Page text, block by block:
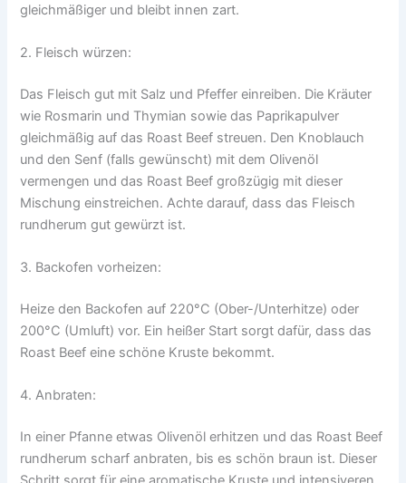
gleichmäßiger und bleibt innen zart.
2. Fleisch würzen:
Das Fleisch gut mit Salz und Pfeffer einreiben. Die Kräuter
wie Rosmarin und Thymian sowie das Paprikapulver
gleichmäßig auf das Roast Beef streuen. Den Knoblauch
und den Senf (falls gewünscht) mit dem Olivenöl
vermengen und das Roast Beef großzügig mit dieser
Mischung einstreichen. Achte darauf, dass das Fleisch
rundherum gut gewürzt ist.
3. Backofen vorheizen:
Heize den Backofen auf 220°C (Ober-/Unterhitze) oder
200°C (Umluft) vor. Ein heißer Start sorgt dafür, dass das
Roast Beef eine schöne Kruste bekommt.
4. Anbraten:
In einer Pfanne etwas Olivenöl erhitzen und das Roast Beef
rundherum scharf anbraten, bis es schön braun ist. Dieser